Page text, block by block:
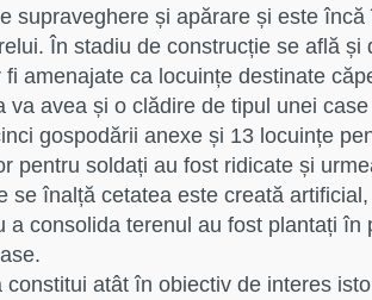
supraveghere și apărare și este
În stadiu de construcție se află și
fi amenajate ca locuințe destinate
va avea și o clădire de tipul unei
gospodării anexe și 13 locuințe
pentru soldați au fost ridicate și
se înalță cetatea este creată
a consolida terenul au fost plantați în
constitui atât în obiectiv de interes